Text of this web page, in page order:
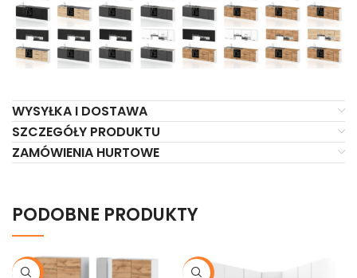
WYSYŁKA I DOSTAWA
SZCZEGÓŁY PRODUKTU
ZAMÓWIENIA HURTOWE
PODOBNE PRODUKTY
-20% -24%